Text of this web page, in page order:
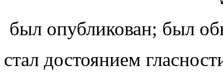
был опубликован; был
стал достоянием